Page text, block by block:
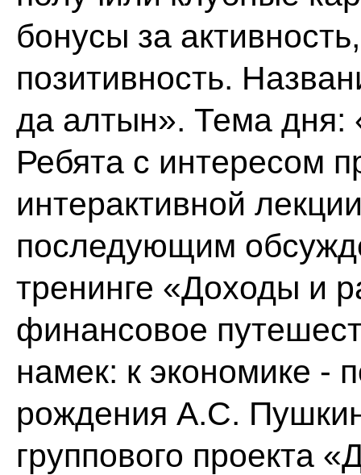
бонусы за
позитивность.
да алтын». Тема дня:
Ребята с интересом
интерактивной
последующим
тренинге «Доходы и
финансовое
намек: к экономике -
рождения А.С.
группового проекта